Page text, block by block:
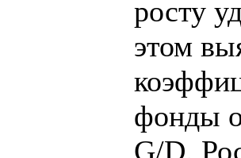
росту
этом
фонды
G/D.